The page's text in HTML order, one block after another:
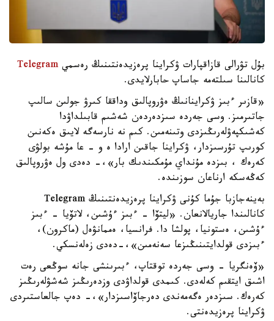
بۇل تۋرالى قازاقپارات ۋكراينا پرەزيدەنتىنىڭ رەسميTelegram
كانالىنا سىلتەمە جاساپ حابارلايدى.
«قازىر ءبىز ۋكراينانىڭ ەۋروپالىق وداققا كىرۋ جولىن سالىپ
جاتىرمىز. وسى جەردە سىزدەردەن شەشىم قابىلداۋدا
كەشىكپەۋلەرىڭىزدى وتىنەمىن. كىم نە نارسەگە لايىق ەكەنىن
كورىپ تۇرسىزدار، ۋكراينا جاقىن ارادا ە و - عا مۇشە بولۋى
كەرەك ، بىزدە مۇنداي مۇمكىندىك بار»،- دەدى ول ەۋروپالىق
كەڭەسكە ارناعان سوزىندە.
بەينەجازبا جۇما كۇنى ۋكراينا پرەزيدەنتىنىڭ Telegram
كانالىندا جاريالانعان. «ليتۆا - ءبىز ءۇشىن، لاتۆيا - ءبىز
ءۇشىن، ەستونيا، پولشا دا. فرانسيا، ەممانۋەل (ماكرون)،
ءبىزدى قولدايتىنىڭىزعا سەنەمىن»،-دەدى زەلەنسكي.
«ۆەنگريا - وسى جەردە توقتاپ، ءبىرىنشى جانە سوڭعى رەت
اشىق ايتقىم كەلەدى. كىمدى قولداۋدى وزدەرىڭىز شەشۋلەرىڭىز
كەرەك. سىزدەر ەگەمەندى دەرجاۆاسىزدار»،- دەپ جالعاستىردى
ۋكراينا پرەزيدەنتى.